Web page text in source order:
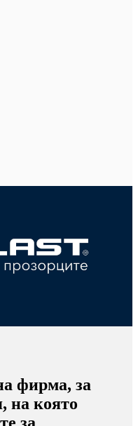
фирма, за
на която